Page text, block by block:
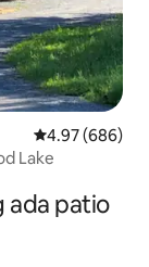
Penarafan
4.97 (686)
Lake
ada patio